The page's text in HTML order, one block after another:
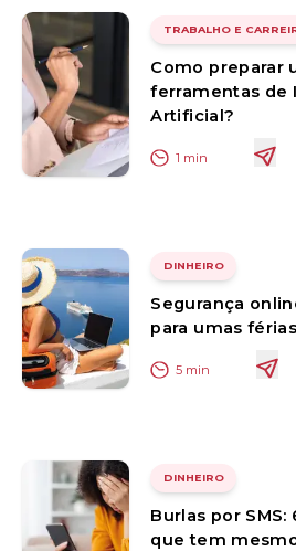
TRABALHO E
Como preparar
ferramentas de
Artificial?
1 min
DINHEIRO
Segurança
para umas
5 min
DINHEIRO
Burlas por
que tem